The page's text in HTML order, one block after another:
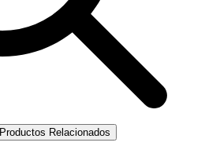
Productos Relacionados